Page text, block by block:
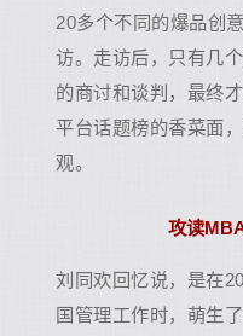
20多个不同的爆品创
访。走访后，只有几
的商讨和谈判，最终
平台话题榜的香菜面
观。
攻读
刘同欢回忆说，是在
国管理工作时，萌生